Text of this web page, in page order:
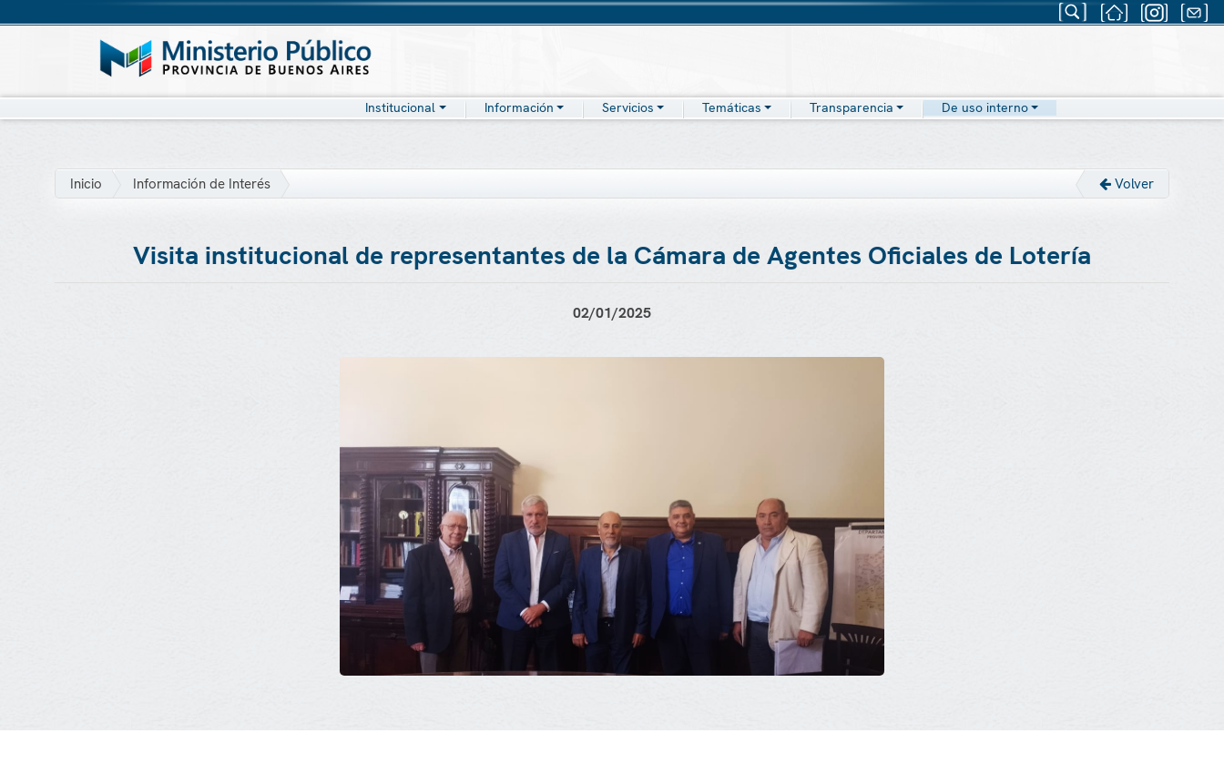
Institucional Información Servicios Temáticas Transparencia De uso interno
Inicio Información de Interés Volver
Visita institucional de representantes de la Cámara de Agentes Oficiales de Lotería
02/01/2025